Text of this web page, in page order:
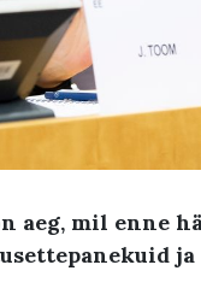
aeg, mil enne
ja